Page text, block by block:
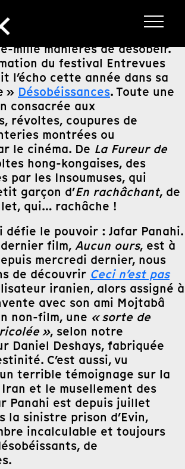
mille manières de désobéir.
du festival Entrevues
l’écho cette année dans sa
» Désobéissances. Toute une
consacrée aux
révoltes, coupures de
montrées ou
le cinéma. De La Fureur de
hong-kongaises, des
par les Insoumuses, qui
garçon d’En rachâchant, de
qui… rachâche !
défie le pouvoir : Jafar Panahi.
film, Aucun ours, est à
mercredi dernier, nous
de découvrir Ceci n’est pas
iranien, alors assigné à
avec son ami Mojtabâ
non-film, une « sorte de
», selon notre
Daniel Deshays, fabriquée
C’est aussi, vu
un terrible témoignage sur la
et le musellement des
Panahi est depuis juillet
la sinistre prison d’Evin,
incalculable et toujours
de